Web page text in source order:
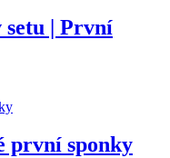
setu | První
první sponky